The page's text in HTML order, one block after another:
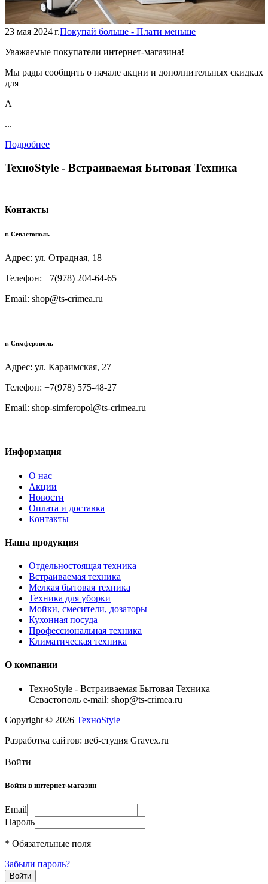
23 мая 2024 г.Покупай больше - Плати меньше
Уважаемые покупатели интернет-магазина!
Мы рады сообщить о начале акции и дополнительных скидках
для
А
...
Подробнее
TexноStyle - Встраиваемая Бытовая Техника
Контакты
г. Севастополь
Адрес: ул. Отрадная, 18
Телефон: +7(978) 204-64-65
Email: shop@ts-crimea.ru
г. Симферополь
Адрес: ул. Караимская, 27
Телефон: +7(978) 575-48-27
Email: shop-simferopol@ts-crimea.ru
Информация
О нас
Акции
Новости
Оплата и доставка
Контакты
Наша продукция
Отдельностоящая техника
Встраиваемая техника
Мелкая бытовая техника
Техника для уборки
Мойки, смесители, дозаторы
Кухонная посуда
Профессиональная техника
Климатическая техника
О компании
TexноStyle - Встраиваемая Бытовая Техника
Севастополь e-mail: shop@ts-crimea.ru
Copyright © 2026 TexноStyle
Разработка сайтов: веб-студия Gravex.ru
Войти
Войти в интернет-магазин
Email
Пароль
* Обязательные поля
Забыли пароль?